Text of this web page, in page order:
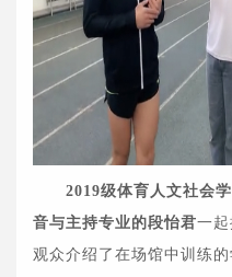
2019级体育人文社会
音与主持专业的段怡君一
观众介绍了在场馆中训练